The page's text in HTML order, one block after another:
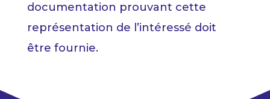
documentation prouvant cette
représentation de l’intéressé doit
être fournie.